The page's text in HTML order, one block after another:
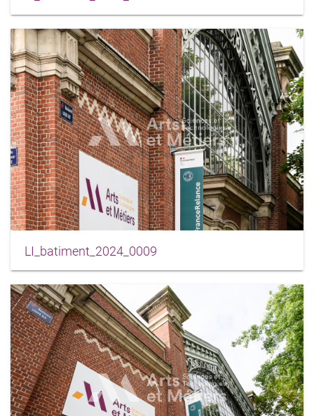
LI_batiment_2024_0009